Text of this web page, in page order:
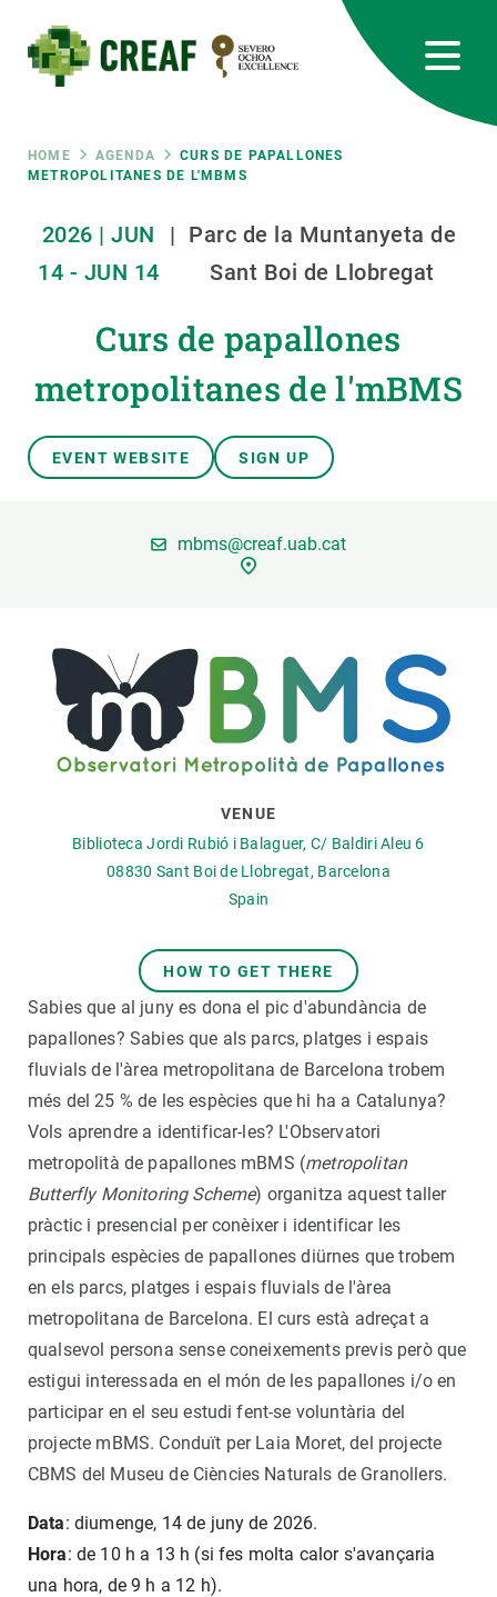
main
content
Breadcrumb
HOME AGENDA
CURS DE PAPALLONES
METROPOLITANES DE L'MBMS
2026 | JUN
14 - JUN 14
| Parc de la Muntanyeta de
Sant Boi de Llobregat
Curs de papallones
metropolitanes de l'mBMS
EVENT WEBSITE SIGN UP
mbms@creaf.uab.cat
VENUE
Biblioteca Jordi Rubió i Balaguer, C/ Baldiri Aleu 6
08830 Sant Boi de Llobregat, Barcelona
Spain
HOW TO GET THERE
Sabies que al juny es dona el pic d'abundància de
papallones? Sabies que als parcs, platges i espais
fluvials de l'àrea metropolitana de Barcelona trobem
més del 25 % de les espècies que hi ha a Catalunya?
Vols aprendre a identificar-les? L'Observatori
metropolità de papallones mBMS (metropolitan
Butterfly Monitoring Scheme) organitza aquest taller
pràctic i presencial per conèixer i identificar les
principals espècies de papallones diürnes que trobem
en els parcs, platges i espais fluvials de l'àrea
metropolitana de Barcelona. El curs està adreçat a
qualsevol persona sense coneixements previs però que
estigui interessada en el món de les papallones i/o en
participar en el seu estudi fent-se voluntària del
projecte mBMS. Conduït per Laia Moret, del projecte
CBMS del Museu de Ciències Naturals de Granollers.
Data: diumenge, 14 de juny de 2026.
Hora: de 10 h a 13 h (si fes molta calor s'avançaria
una hora, de 9 h a 12 h).
RRSS
Featured
responsive
Responsive
menu
RESEARCH
SCIENCE IN ACTION